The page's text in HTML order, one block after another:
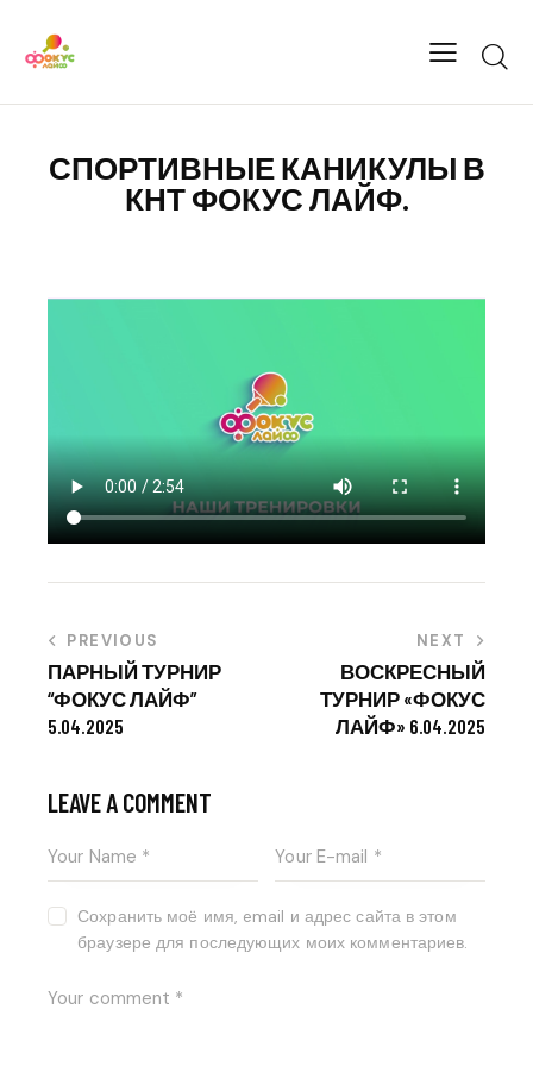
СПОРТИВНЫЕ КАНИКУЛЫ В
КНТ ФОКУС ЛАЙФ.
PREVIOUS
ПАРНЫЙ ТУРНИР
“ФОКУС ЛАЙФ”
5.04.2025
NEXT
ВОСКРЕСНЫЙ
ТУРНИР «ФОКУС
ЛАЙФ» 6.04.2025
LEAVE A COMMENT
Сохранить моё имя, email и адрес сайта в этом
браузере для последующих моих комментариев.